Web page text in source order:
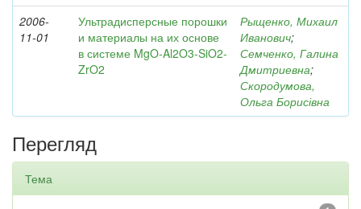
2006-
11-01
Ультрадисперсные порошки
и материалы на их основе
в системе MgO-Al2O3-SiO2-
ZrO2
Рыщенко, Михаил
Иванович;
Семченко, Галина
Дмитриевна;
Скородумова,
Ольга Борисівна
Перегляд
Тема